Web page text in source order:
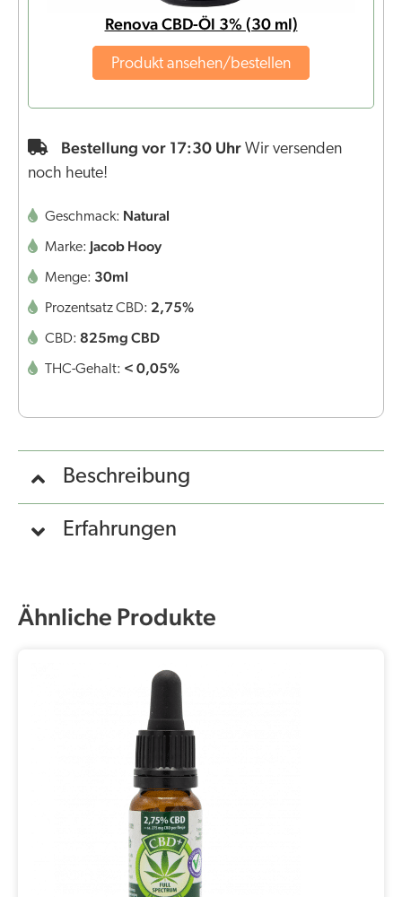
Renova CBD-Öl 3% (30 ml)
Produkt ansehen/bestellen
Bestellung vor 17:30 Uhr Wir versenden
noch heute!
Geschmack: Natural
Marke: Jacob Hooy
Menge: 30ml
Prozentsatz CBD: 2,75%
CBD: 825mg CBD
THC-Gehalt: < 0,05%
Beschreibung
Erfahrungen
Ähnliche Produkte